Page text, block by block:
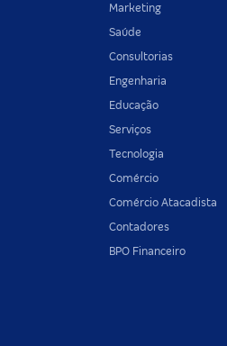
Marketing
Saúde
Consultorias
Engenharia
Educação
Serviços
Tecnologia
Comércio
Comércio Atacadista
Contadores
BPO Financeiro